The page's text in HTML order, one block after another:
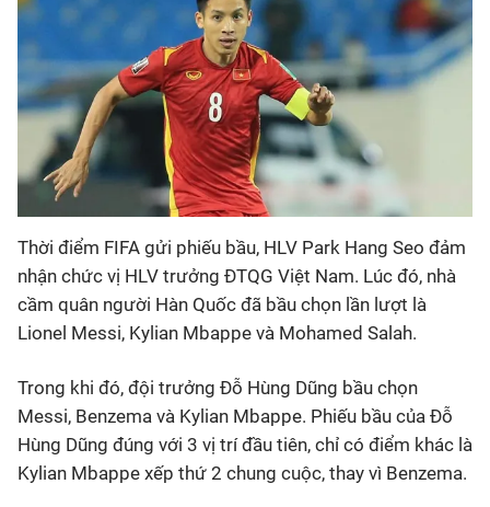
Thời điểm FIFA gửi phiếu bầu, HLV Park Hang Seo đảm
nhận chức vị HLV trưởng ĐTQG Việt Nam. Lúc đó, nhà
cầm quân người Hàn Quốc đã bầu chọn lần lượt là
Lionel Messi, Kylian Mbappe và Mohamed Salah.
Trong khi đó, đội trưởng Đỗ Hùng Dũng bầu chọn
Messi, Benzema và Kylian Mbappe. Phiếu bầu của Đỗ
Hùng Dũng đúng với 3 vị trí đầu tiên, chỉ có điểm khác là
Kylian Mbappe xếp thứ 2 chung cuộc, thay vì Benzema.